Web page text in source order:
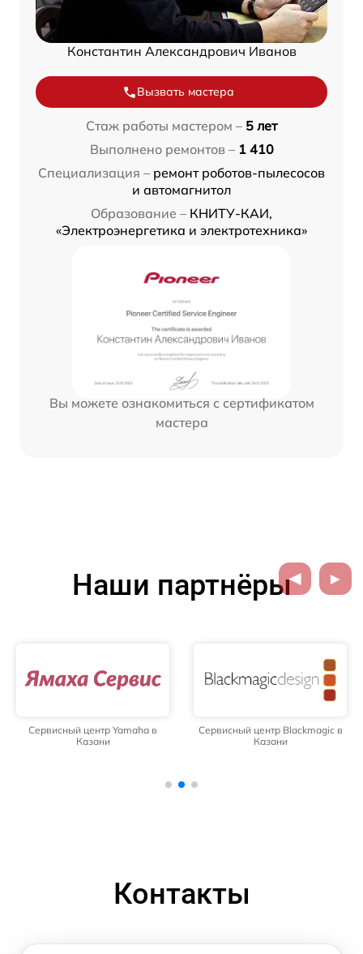
Константин Александрович Иванов
Вызвать мастера
Стаж работы мастером – 5 лет
Выполнено ремонтов – 1 410
Специализация – ремонт роботов-пылесосов
и автомагнитол
Образование – КНИТУ-КАИ,
«Электроэнергетика и электротехника»
Вы можете ознакомиться с сертификатом
мастера
Наши партнёры
Сервисный центр Yamaha в
Казани
Сервисный центр Blackmagic в
Казани
Контакты